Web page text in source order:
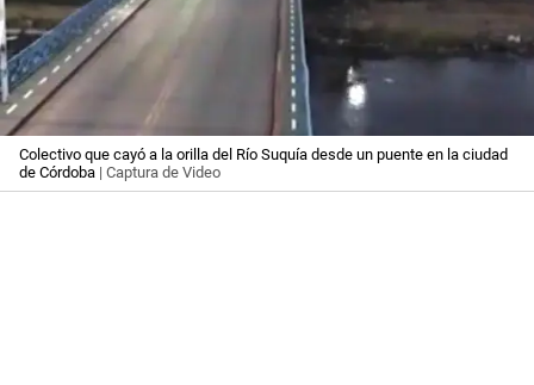
Colectivo que cayó a la orilla del Río Suquía desde un puente en la ciudad
de Córdoba | Captura de Video